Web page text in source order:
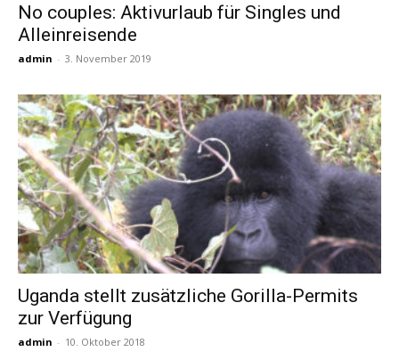
No couples: Aktivurlaub für Singles und
Alleinreisende
admin - 3. November 2019
Uganda stellt zusätzliche Gorilla-Permits
zur Verfügung
admin - 10. Oktober 2018